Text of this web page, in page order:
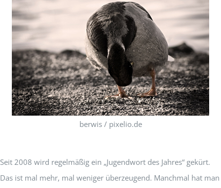
berwis / pixelio.de
Seit 2008 wird regelmäßig ein „Jugendwort des Jahres“ gekürt.
Das ist mal mehr, mal weniger überzeugend. Manchmal hat man